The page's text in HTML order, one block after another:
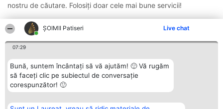
ȘOIMII Patiseri Live chat
07:29
Bună, suntem încântați să vă ajutăm! 🙂 Vă rugăm
să faceți clic pe subiectul de conversație
corespunzător! 🙂
nostru de căutare. Folosiți doar cele mai bune servicii!